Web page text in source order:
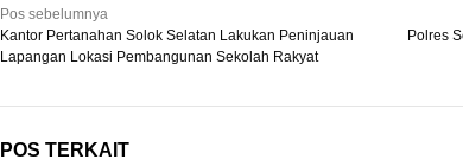
Navigasi
pos
Pos sebelumnya
Kantor Pertanahan Solok Selatan Lakukan Peninjauan
Lapangan Lokasi Pembangunan Sekolah Rakyat
Polres
POS TERKAIT